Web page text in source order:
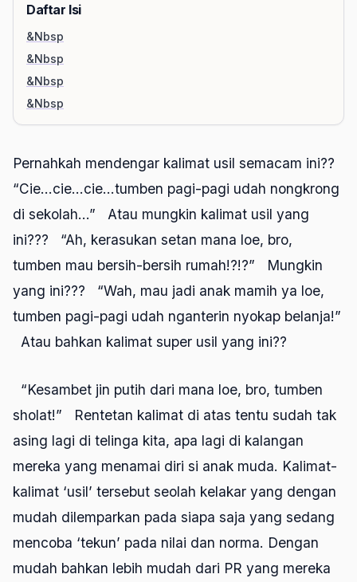
Daftar Isi
&Nbsp
&Nbsp
&Nbsp
&Nbsp
Pernahkah mendengar kalimat usil semacam ini??
“Cie…cie…cie…tumben pagi-pagi udah nongkrong
di sekolah…” Atau mungkin kalimat usil yang
ini??? “Ah, kerasukan setan mana loe, bro,
tumben mau bersih-bersih rumah!?!?” Mungkin
yang ini??? “Wah, mau jadi anak mamih ya loe,
tumben pagi-pagi udah nganterin nyokap belanja!”
Atau bahkan kalimat super usil yang ini??
“Kesambet jin putih dari mana loe, bro, tumben
sholat!” Rentetan kalimat di atas tentu sudah tak
asing lagi di telinga kita, apa lagi di kalangan
mereka yang menamai diri si anak muda. Kalimat-
kalimat ‘usil’ tersebut seolah kelakar yang dengan
mudah dilemparkan pada siapa saja yang sedang
mencoba ‘tekun’ pada nilai dan norma. Dengan
mudah bahkan lebih mudah dari PR yang mereka